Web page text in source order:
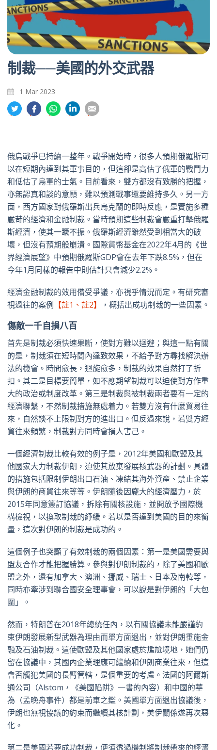
制裁──美國的外交武器
1 Mar 2023
分
享
特
分
享
書
分
享
享
英
享
郵
俄烏戰爭已持續一整年。戰爭開始時，很多人預期俄羅斯可
以在短期內達到其軍事目的，但這卻是高估了俄軍的戰鬥力
和低估了烏軍的士氣。目前看來，雙方都沒有致勝的把握，
亦無認真和談的意願，難以預測戰事還要維持多久。另一方
面，西方國家對俄羅斯出兵烏克蘭的即時反應，是實施多種
嚴苛的經濟和金融制裁。當時預期這些制裁會嚴重打擊俄羅
斯經濟，使其一蹶不振。俄羅斯經濟雖然受到相當大的破
壞，但沒有預期般崩潰。國際貨幣基金在2022年4月的《世
界經濟展望》中預期俄羅斯GDP會在去年下跌8.5%，但在
今年1月同樣的報告中則估計只會減少2.2%。
經濟金融制裁的效用備受爭議，亦視乎情況而定。有研究審
視過往的案例 【註1、註2】 ，概括出成功制裁的一些因素。
傷敵一千自損八百
首先是制裁必須快速果斷，使對方難以迴避；與這一點有關
的是，制裁須在短時間內達致效果，不給予對方尋找解決辦
法的機會。時間愈長，迴旋愈多，制裁的效果自然打了折
扣。其二是目標要簡單，如不應期望制裁可以迫使對方作重
大的政治或制度改革。第三是制裁與被制裁兩者要有一定的
經濟聯繫，不然制裁措施無處着力。若雙方沒有什麼貿易往
來，自然談不上限制對方的進出口。但反過來說，若雙方經
貿往來頻繁，制裁對方同時會損人害己。
一個經濟制裁比較有效的例子是，2012年美國和歐盟及其
他國家大力制裁伊朗，迫使其放棄發展核武器的計劃。具體
的措施包括限制伊朗出口石油、凍結其海外資產、禁止企業
與伊朗的商貿往來等等。伊朗隨後因龐大的經濟壓力，於
2015年同意簽訂協議，拆除有關核設施，並開放予國際機
構檢視，以換取制裁的紓緩。若以是否達到美國的目的來衡
量，這次對伊朗的制裁是成功的。
這個例子也突顯了有效制裁的兩個因素：第一是美國需要與
盟友合作才能把握勝算。參與對伊朗制裁的，除了美國和歐
盟之外，還有加拿大、澳洲、挪威、瑞士、日本及南韓等，
同時亦牽涉到聯合國安全理事會，可以說是對伊朗的「大包
圍」。
然而，特朗普在2018年總統任內，以有關協議未能嚴謹約
束伊朗發展新型武器為理由而單方面退出，並對伊朗重施金
融及石油制裁。這使歐盟及其他國家處於尷尬境地，她們仍
留在協議中，其國內企業理應可繼續和伊朗商業往來，但這
會否觸犯美國的長臂管轄，是個重要的考慮。法國的阿爾斯
通公司（Alstom，《美國陷阱》一書的內容）和中國的華
為（孟晚舟事件）都是前車之鑑。美國單方面退出協議後，
伊朗也無視協議的約束而繼續其核計劃，美伊關係遂再次惡
化。
第二是美國若要成功制裁，便須透過機制將制裁帶來的經濟